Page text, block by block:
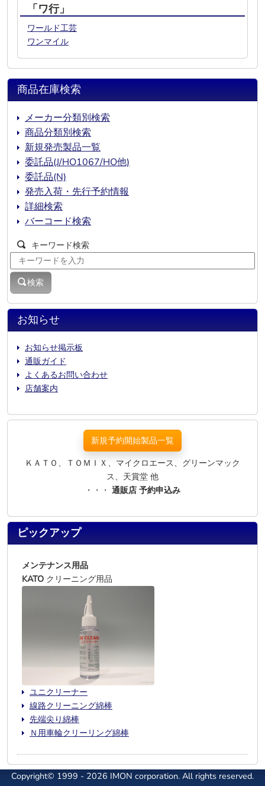
「ワ行」
ワールド工芸
ワンマイル
お知らせ
お知らせ掲示板
通販ガイド
よくあるお問い合わせ
店舗案内
商品在庫検索
メーカー分類別検索
商品分類別検索
新規発売製品一覧
委託品(J/HO1067/HO他)
委託品(N)
発売入荷・先行予約情報
詳細検索
バーコード検索
キーワード検索
検索
新規予約開始製品一覧
ＫＡＴＯ、ＴＯＭＩＸ、マイクロエース、グリーンマック
ス、天賞堂 他
・・・ 通販店 予約申込み
ピックアップ
メンテナンス用品
KATO クリーニング用品
ユニクリーナー
線路クリーニング綿棒
先端尖り綿棒
Ｎ用車輪クリーリング綿棒
Copyright© 1999 - 2026 IMON corporation. All rights reserved.